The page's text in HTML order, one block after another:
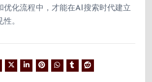
优化流程中，才能在AI搜索时代建立
。